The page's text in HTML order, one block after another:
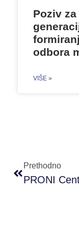
Poziv
odbora
VIŠE »
Prethodno